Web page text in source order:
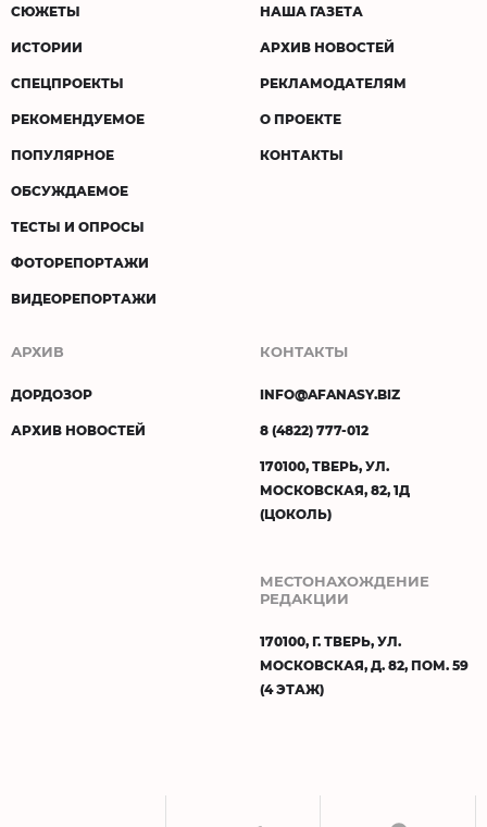
СЮЖЕТЫ
ИСТОРИИ
СПЕЦПРОЕКТЫ
РЕКОМЕНДУЕМОЕ
ПОПУЛЯРНОЕ
ОБСУЖДАЕМОЕ
ТЕСТЫ И ОПРОСЫ
ФОТОРЕПОРТАЖИ
ВИДЕОРЕПОРТАЖИ
НАША ГАЗЕТА
АРХИВ НОВОСТЕЙ
РЕКЛАМОДАТЕЛЯМ
О ПРОЕКТЕ
КОНТАКТЫ
АРХИВ
ДОРДОЗОР
АРХИВ НОВОСТЕЙ
КОНТАКТЫ
INFO@AFANASY.BIZ
8 (4822) 777-012
170100, ТВЕРЬ, УЛ.
МОСКОВСКАЯ, 82, 1Д
(ЦОКОЛЬ)
МЕСТОНАХОЖДЕНИЕ
РЕДАКЦИИ
170100, Г. ТВЕРЬ, УЛ.
МОСКОВСКАЯ, Д. 82, ПОМ. 59
(4 ЭТАЖ)